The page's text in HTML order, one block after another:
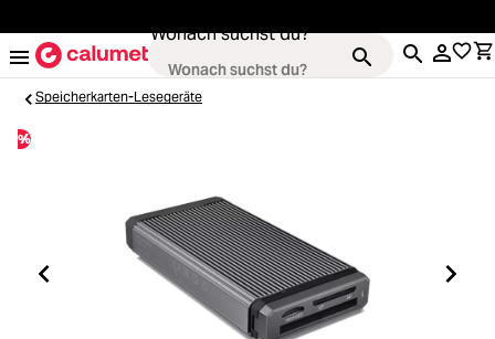
Wonach suchst du?
Objektive
Loading...
Video & Drohnen
Speicherkarten-Lesegeräte
%